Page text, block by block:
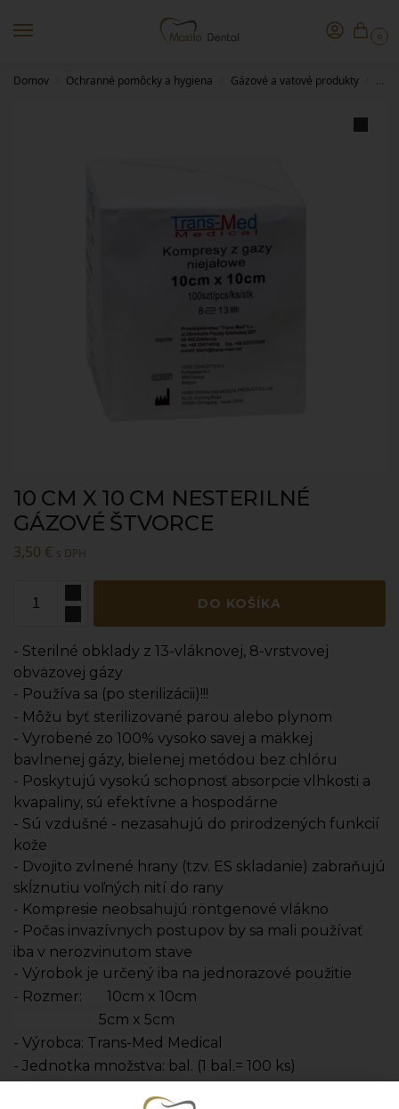
0
Domov Ochranné pomôcky a hygiena Gázové a vatové produkty 10
10 CM X 10 CM NESTERILNÉ
GÁZOVÉ ŠTVORCE
3,50 € s DPH
DO KOŠÍKA
- Sterilné obklady z 13-vláknovej, 8-vrstvovej
obväzovej gázy
- Používa sa (po sterilizácii)!!!
- Môžu byť sterilizované parou alebo plynom
- Vyrobené zo 100% vysoko savej a mäkkej
bavlnenej gázy, bielenej metódou bez chlóru
- Poskytujú vysokú schopnosť absorpcie vlhkosti a
kvapaliny, sú efektívne a hospodárne
- Sú vzdušné - nezasahujú do prirodzených funkcií
kože
- Dvojito zvlnené hrany (tzv. ES skladanie) zabraňujú
skĺznutiu voľných nití do rany
- Kompresie neobsahujú röntgenové vlákno
- Počas invazívnych postupov by sa mali používať
iba v nerozvinutom stave
- Výrobok je určený iba na jednorazové použitie
- Rozmer:
10cm x 10cm
5cm x 5cm
- Výrobca: Trans-Med Medical
- Jednotka množstva: bal. (1 bal.= 100 ks)